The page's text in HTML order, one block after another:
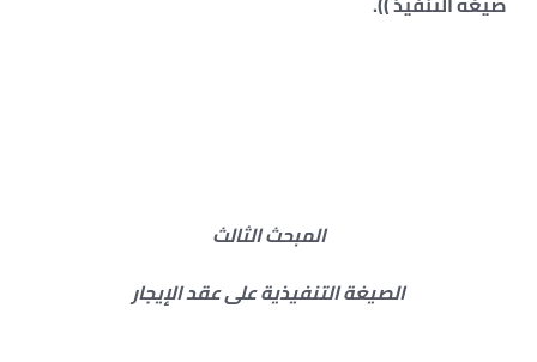
المبحث الثالث
الصيغة التنفيذية على عقد الإيجار